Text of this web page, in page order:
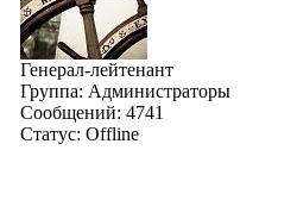
Генерал-лейтенант
Группа: Администраторы
Сообщений: 4741
Статус: Offline